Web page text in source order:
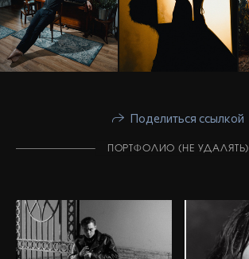
Поделиться ссылкой
ПОРТФОЛИО (НЕ УДАЛЯТЬ)